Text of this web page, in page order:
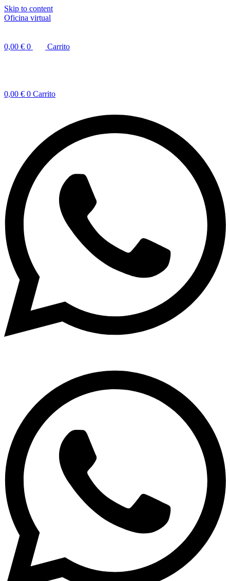
Skip to content
Oficina virtual
0,00 € 0 Carrito
0,00 € 0 Carrito